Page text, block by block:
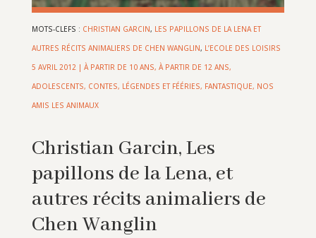
MOTS-CLEFS : CHRISTIAN GARCIN, LES PAPILLONS DE LA LENA ET
AUTRES RÉCITS ANIMALIERS DE CHEN WANGLIN, L’ECOLE DES LOISIRS
5 AVRIL 2012 | À PARTIR DE 10 ANS, À PARTIR DE 12 ANS,
ADOLESCENTS, CONTES, LÉGENDES ET FÉÉRIES, FANTASTIQUE, NOS
AMIS LES ANIMAUX
Christian Garcin, Les
papillons de la Lena, et
autres récits animaliers de
Chen Wanglin